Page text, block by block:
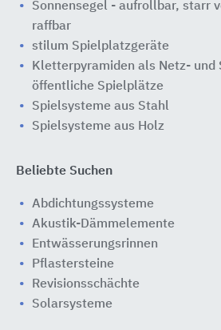
Sonnensegel - aufrollbar, starr
raffbar
stilum Spielplatzgeräte
Kletterpyramiden als Netz- und
öffentliche Spielplätze
Spielsysteme aus Stahl
Spielsysteme aus Holz
Beliebte Suchen
Abdichtungssysteme
Akustik-Dämmelemente
Entwässerungsrinnen
Pflastersteine
Revisionsschächte
Solarsysteme